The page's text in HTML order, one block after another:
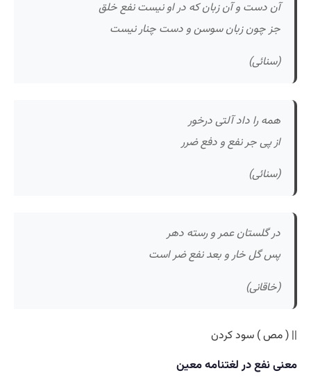
آن دست و آن زبان که در او نیست نفع خلق
جز چون زبان سوسن و دست چنار نیست
(سنائی)
همه را داد آلتی درخور
از پی جر نفع و دفع ضرر
(سنائی)
در گلستان عمر و رسته دهر
پس گل خار و بعد نفع ضر است
(خاقانی)
|| ( مص ) سود کردن
معنی نفع در لغتنامه معین